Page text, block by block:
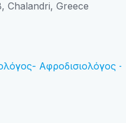
Chalandri, Greece